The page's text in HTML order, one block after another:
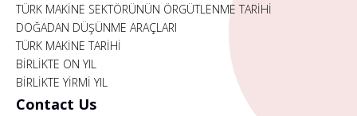
TÜRK MAKİNE SEKTÖRÜNÜN ÖRGÜTLENME TARİHİ
DOĞADAN DÜŞÜNME ARAÇLARI
TÜRK MAKİNE TARİHİ
BİRLİKTE ON YIL
BİRLİKTE YİRMİ YIL
Contact Us